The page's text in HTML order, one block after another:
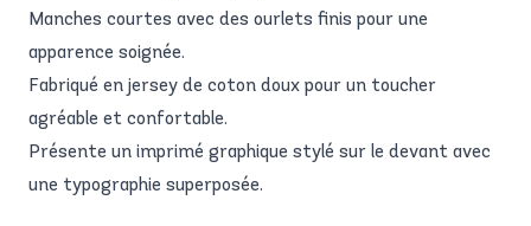
Manches courtes avec des ourlets finis pour une
apparence soignée.
Fabriqué en jersey de coton doux pour un toucher
agréable et confortable.
Présente un imprimé graphique stylé sur le devant avec
une typographie superposée.